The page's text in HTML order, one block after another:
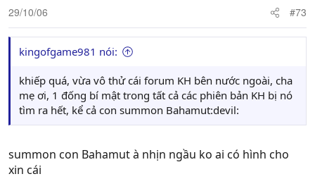
29/10/06 #73
kingofgame981 nói:
khiếp quá, vừa vô thử cái forum KH bên nước ngoài, cha
mẹ ơi, 1 đống bí mật trong tất cả các phiên bản KH bị nó
tìm ra hết, kể cả con summon Bahamut:devil:
summon con Bahamut à nhịn ngầu ko ai có hình cho
xin cái